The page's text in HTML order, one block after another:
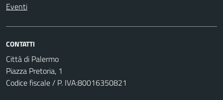
Eventi
CONTATTI
Città di Palermo
Piazza Pretoria, 1
Codice fiscale / P. IVA:80016350821